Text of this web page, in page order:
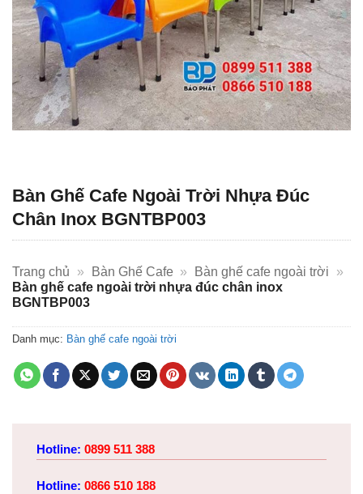
Bàn Ghế Cafe Ngoài Trời Nhựa Đúc
Chân Inox BGNTBP003
Trang chủ » Bàn Ghế Cafe » Bàn ghế cafe ngoài trời
»
Bàn ghế cafe ngoài trời nhựa đúc chân inox
BGNTBP003
Danh mục: Bàn ghế cafe ngoài trời
Hotline: 0899 511 388
Hotline: 0866 510 188